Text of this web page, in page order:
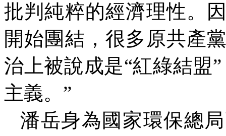
批判純粹的經濟理性。
開始團結，很多原共產
治上被說成是“紅綠結盟
主義。”
潘岳身為國家環保總